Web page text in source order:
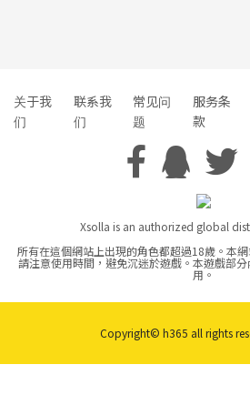
关于我
们
联系我
们
常见问
题
服务条
款
Xsolla is an authorized global
所有在這個網站上出現的角色都超過18歲。本
請注意使用時間，避免沉迷於遊戲。本遊戲部
用。
Copyright© h365 all rights